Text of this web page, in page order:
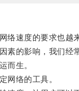
速度的要求也越来
的影响，我们经
而生。
络的工具。